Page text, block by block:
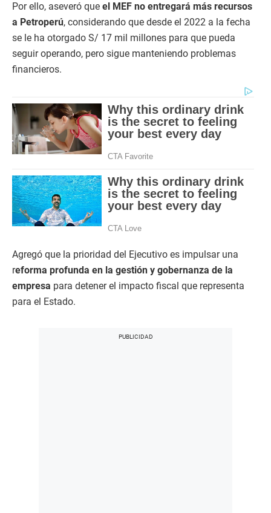
Por ello, aseveró que el MEF no entregará más recursos
a Petroperú, considerando que desde el 2022 a la fecha
se le ha otorgado S/ 17 mil millones para que pueda
seguir operando, pero sigue manteniendo problemas
financieros.
Agregó que la prioridad del Ejecutivo es impulsar una
reforma profunda en la gestión y gobernanza de la
empresa para detener el impacto fiscal que representa
para el Estado.